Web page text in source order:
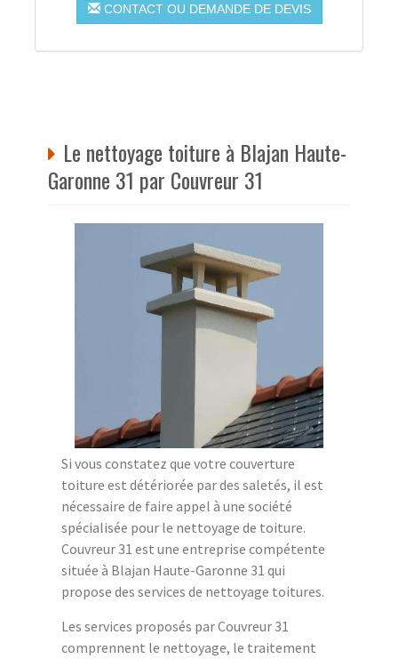
CONTACT OU DEMANDE DE DEVIS
Le nettoyage toiture à Blajan Haute-
Garonne 31 par Couvreur 31
Si vous constatez que votre couverture
toiture est détériorée par des saletés, il est
nécessaire de faire appel à une société
spécialisée pour le nettoyage de toiture.
Couvreur 31 est une entreprise compétente
située à Blajan Haute-Garonne 31 qui
propose des services de nettoyage toitures.
Les services proposés par Couvreur 31
comprennent le nettoyage, le traitement